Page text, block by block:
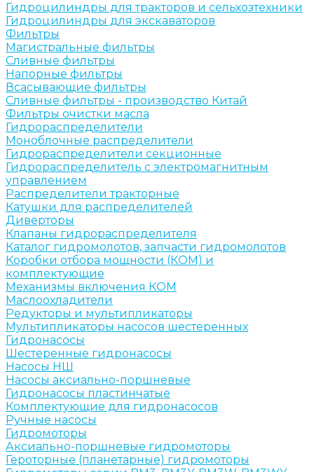
Гидроцилиндры для тракторов и сельхозтехники
Гидроцилиндры для экскаваторов
Фильтры
Магистральные фильтры
Сливные фильтры
Напорные фильтры
Всасывающие фильтры
Сливные фильтры - производство Китай
Фильтры очистки масла
Гидрораспределители
Моноблочные распределители
Гидрораспределители секционные
Гидрораспределитель с электромагнитным
управлением
Распределители тракторные
Катушки для распределителей
Диверторы
Клапаны гидрораспределителя
Каталог гидромолотов, запчасти гидромолотов
Коробки отбора мощности (КОМ) и
комплектующие
Механизмы включения КОМ
Маслоохладители
Редукторы и мультипликаторы
Мультипликаторы насосов шестеренных
Гидронасосы
Шестеренные гидронасосы
Насосы НШ
Насосы аксиально-поршневые
Гидронасосы пластинчатые
Комплектующие для гидронасосов
Ручные насосы
Гидромоторы
Аксиально-поршневые гидромоторы
Героторные (планетарные) гидромоторы